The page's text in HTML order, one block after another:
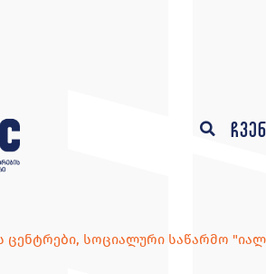
ცენტრები, სოციალური საწარმო